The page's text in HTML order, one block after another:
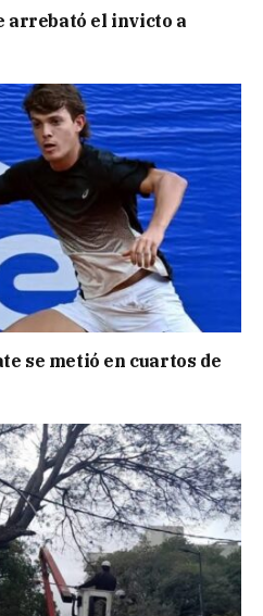
arrebató el invicto a
se metió en cuartos de